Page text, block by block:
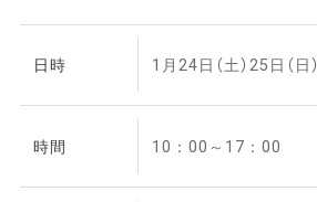
日時 1月24日（土）25日（日）
時間 10：00～17：00